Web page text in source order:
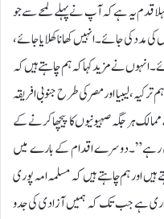
قدم یہ ہے کہ آپ نے پہلے لمحے سے جو
مدد کی جائے۔ انہیں کھانا کھلایا جائے،
نے مزید کہا کہ ہم چاہتے ہیں کہ
لیبیا اور مصر کی طرح جنوبی افریقہ
ہر جگہ صہیونیوں کا پیچھا کرنے کے
رہے”۔دوسرے اقدام کے بارے میں
اور ہم چاہتے ہیں کہ مسلمہ امہ پوری
ہے جب تک کہ ہمیں آزادی کی جدو